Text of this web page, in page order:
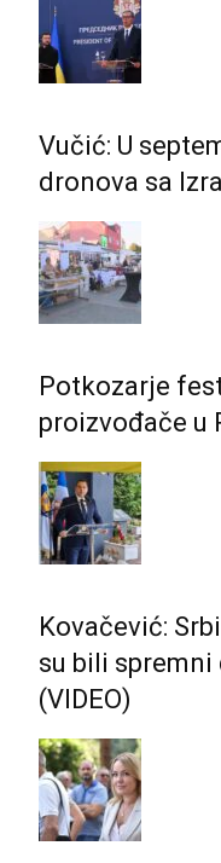
Vučić: U
dronova sa
Potkozarje
proizvođače u
Kovačević:
su bili
(VIDEO)